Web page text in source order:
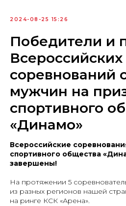
2024-08-25 15:26
Победители и
Всероссийских
соревнований
мужчин на
спортивного
«Динамо»
Всероссийские
спортивного общества
завершены!
На протяжении 5
из разных регионов нашей
на ринге КСК «Арена».